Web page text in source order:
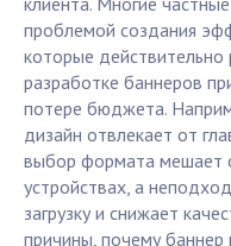
проблемой создания
которые
разработке баннеров
потере бюджета.
дизайн отвлекает от
выбор формата мешает
устройствах, а
загрузку и снижает
причины, почему